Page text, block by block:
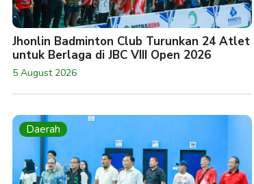
Jhonlin Badminton Club Turunkan 24 Atlet
untuk Berlaga di JBC VIII Open 2026
5 August 2026
Daerah